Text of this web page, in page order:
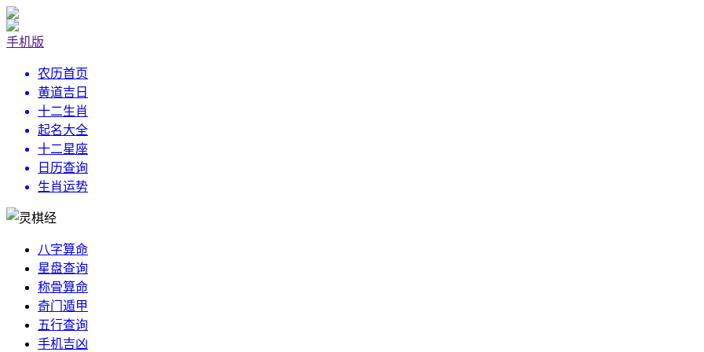
手机版
农历首页
黄道吉日
十二生肖
起名大全
十二星座
日历查询
生肖运势
八字算命
星盘查询
称骨算命
奇门遁甲
五行查询
手机吉凶